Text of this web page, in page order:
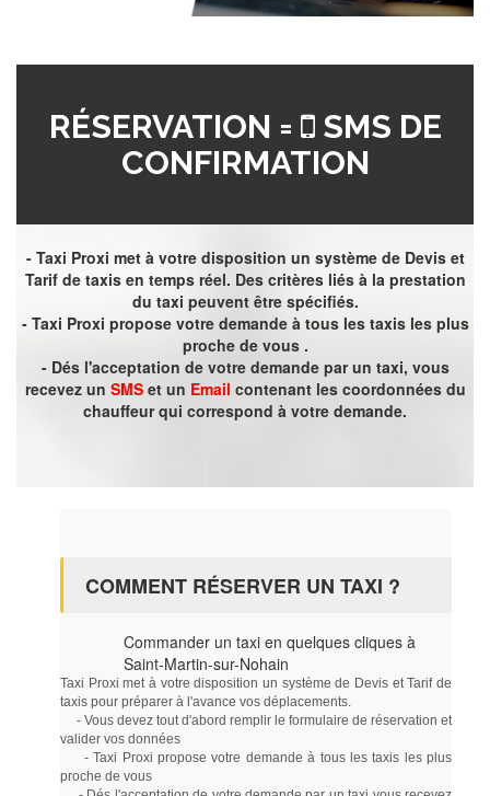
RÉSERVATION =
SMS DE
CONFIRMATION
- Taxi Proxi met à votre disposition un système de Devis et
Tarif de taxis en temps réel. Des critères liés à la prestation
du taxi peuvent être spécifiés.
- Taxi Proxi propose votre demande à tous les taxis les plus
proche de vous .
- Dés l'acceptation de votre demande par un taxi, vous
recevez un SMSet un Email contenant les coordonnées du
chauffeur qui correspond à votre demande.
COMMENT RÉSERVER UN TAXI ?
Commander un taxi en quelques cliques à
Saint-Martin-sur-Nohain
Taxi Proxi met à votre disposition un système de Devis et Tarif de
taxis pour préparer à l'avance vos déplacements.
- Vous devez tout d'abord remplir le formulaire de réservation et
valider vos données
- Taxi Proxi propose votre demande à tous les taxis les plus
proche de vous